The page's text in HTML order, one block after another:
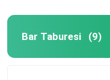
Bar Taburesi (9)